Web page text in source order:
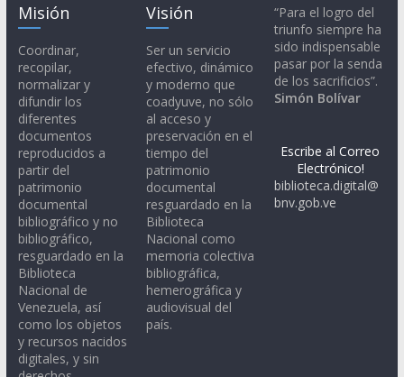
Misión
Coordinar,
recopilar,
normalizar y
difundir los
diferentes
documentos
reproducidos a
partir del
patrimonio
documental
bibliográfico y no
bibliográfico,
resguardado en la
Biblioteca
Nacional de
Venezuela, así
como los objetos
y recursos nacidos
digitales, y sin
Visión
Ser un servicio
efectivo, dinámico
y moderno que
coadyuve, no sólo
al acceso y
preservación en el
tiempo del
patrimonio
documental
resguardado en la
Biblioteca
Nacional como
memoria colectiva
bibliográfica,
hemerográfica y
audiovisual del
país.
“Para el logro del
triunfo siempre ha
sido indispensable
pasar por la senda
de los sacrificios”.
Simón Bolívar
Escribe al Correo
Electrónico!
biblioteca.digital@
bnv.gob.ve